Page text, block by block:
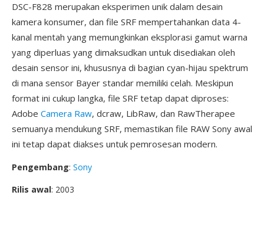
DSC-F828 merupakan eksperimen unik dalam desain
kamera konsumer, dan file SRF mempertahankan data 4-
kanal mentah yang memungkinkan eksplorasi gamut warna
yang diperluas yang dimaksudkan untuk disediakan oleh
desain sensor ini, khususnya di bagian cyan-hijau spektrum
di mana sensor Bayer standar memiliki celah. Meskipun
format ini cukup langka, file SRF tetap dapat diproses:
Adobe Camera Raw, dcraw, LibRaw, dan RawTherapee
semuanya mendukung SRF, memastikan file RAW Sony awal
ini tetap dapat diakses untuk pemrosesan modern.
Pengembang: Sony
Rilis awal: 2003